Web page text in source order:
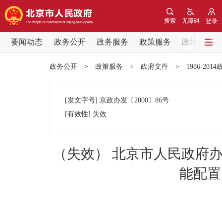
登录
无障碍
搜索
要闻动态 政务公开 政务服务 政策服务
政民互动
党中央精神
政务公开
政务公开 > 政策服务 > 政府文件 > 1986-2014
[发文字号] 京政办发 〔2000〕 86号
[有效性] 失效
（失效） 北京市人民政府
能配